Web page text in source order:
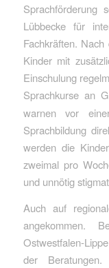
Sprachförderung
Lübbecke für
Fachkräften.
Kinder mit
Einschulung
Sprachkurse an
warnen vor
Sprachbildung
werden die
zweimal pro
und unnötig
Auch auf
angekommen.
Ostwestfalen-
der